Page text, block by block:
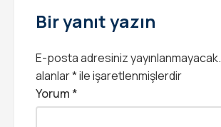
Bir yanıt yazın
E-posta adresiniz yayınlanmayacak.
alanlar*ile işaretlenmişlerdir
Yorum *